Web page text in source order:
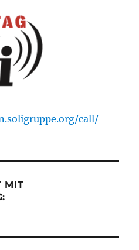
call/
MIT